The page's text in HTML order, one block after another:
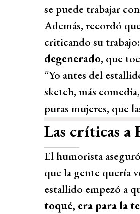
se puede trabajar
Además, recordó
criticando su
degenerado, que
“Yo antes del
sketch, más
puras mujeres, que
Las críticas
El humorista
que la gente quería
estallido empezó a
toqué, era para la